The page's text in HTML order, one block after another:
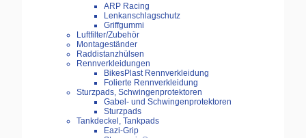
ARP Racing
Lenkanschlagschutz
Griffgummi
Luftfilter/Zubehör
Montageständer
Raddistanzhülsen
Rennverkleidungen
BikesPlast Rennverkleidung
Folierte Rennverkleidung
Sturzpads, Schwingenprotektoren
Gabel- und Schwingenprotektoren
Sturzpads
Tankdeckel, Tankpads
Eazi-Grip